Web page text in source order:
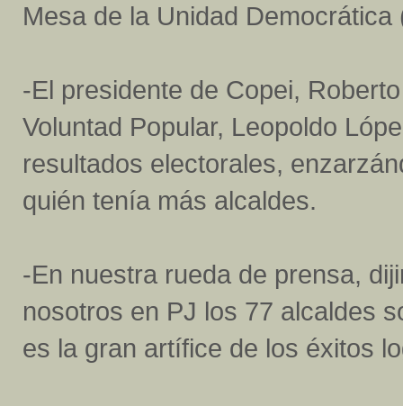
Mesa de la Unidad
-El presidente de Copei,
Voluntad Popular, Leopoldo
resultados electorales,
quién tenía más alcaldes.
-En nuestra rueda de prensa,
nosotros en PJ los 77 alcaldes
es la gran artífice de los éxitos